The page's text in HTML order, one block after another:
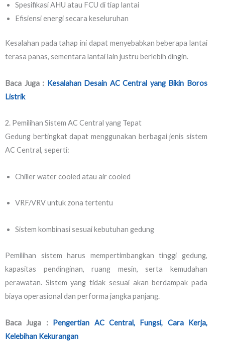
Spesifikasi AHU atau FCU di tiap lantai
Efisiensi energi secara keseluruhan
Kesalahan pada tahap ini dapat menyebabkan beberapa lantai
terasa panas, sementara lantai lain justru berlebih dingin.
Baca Juga : Kesalahan Desain AC Central yang Bikin Boros
Listrik
2. Pemilihan Sistem AC Central yang Tepat
Gedung bertingkat dapat menggunakan berbagai jenis sistem
AC Central, seperti:
Chiller water cooled atau air cooled
VRF/VRV untuk zona tertentu
Sistem kombinasi sesuai kebutuhan gedung
Pemilihan sistem harus mempertimbangkan tinggi gedung,
kapasitas pendinginan, ruang mesin, serta kemudahan
perawatan. Sistem yang tidak sesuai akan berdampak pada
biaya operasional dan performa jangka panjang.
Baca Juga :
Pengertian AC Central, Fungsi, Cara Kerja,
Kelebihan Kekurangan